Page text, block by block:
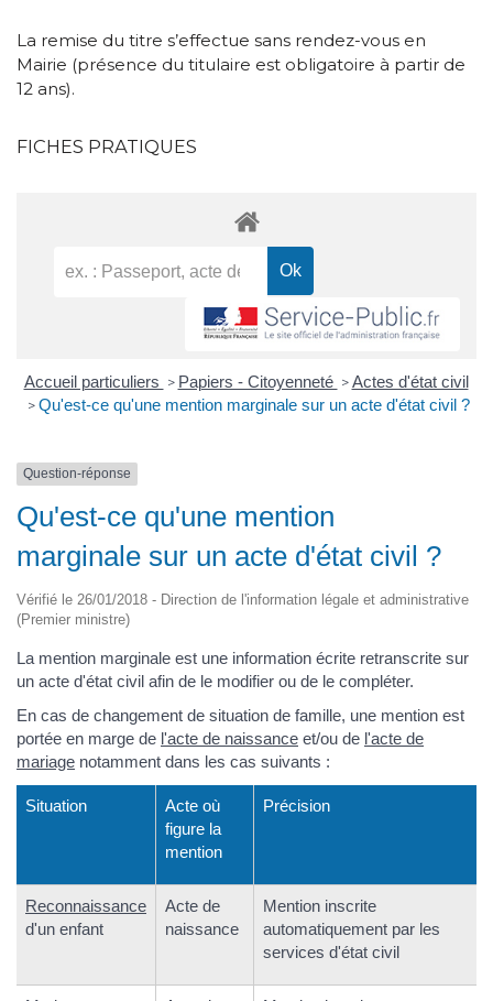
La remise du titre s’effectue sans rendez-vous en
Mairie (présence du titulaire est obligatoire à partir de
12 ans).
FICHES PRATIQUES
Accueil particuliers > Papiers - Citoyenneté > Actes d'état civil
> Qu'est-ce qu'une mention marginale sur un acte d'état civil ?
Question-réponse
Qu'est-ce qu'une mention
marginale sur un acte d'état civil ?
Vérifié le 26/01/2018 - Direction de l'information légale et administrative
(Premier ministre)
La mention marginale est une information écrite retranscrite sur
un acte d'état civil afin de le modifier ou de le compléter.
En cas de changement de situation de famille, une mention est
portée en marge de l'acte de naissance et/ou de l'acte de
mariage notamment dans les cas suivants :
Situation
Acte où
figure la
mention
Précision
Reconnaissance
d'un enfant
Acte de
naissance
Mention inscrite
automatiquement par les
services d'état civil